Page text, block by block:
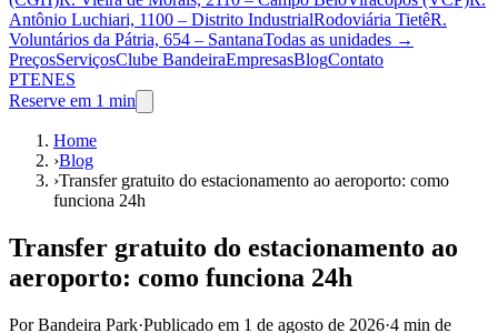
Antônio Luchiari, 1100 – Distrito IndustrialRodoviária TietêR.
Voluntários da Pátria, 654 – SantanaTodas as unidades →
PreçosServiçosClube BandeiraEmpresasBlogContato
PTENES
Reserve em 1 min
Home
›Blog
›Transfer gratuito do estacionamento ao aeroporto: como
funciona 24h
Transfer gratuito do estacionamento ao
aeroporto: como funciona 24h
Por Bandeira Park·Publicado em 1 de agosto de 2026·4 min de